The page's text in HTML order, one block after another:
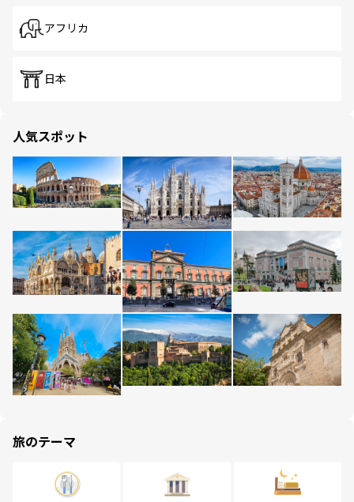
アフリカ
日本
人気スポット
旅のテーマ